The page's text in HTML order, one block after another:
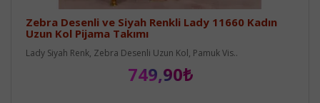
Zebra Desenli ve Siyah Renkli Lady 11660 Kadın
Uzun Kol Pijama Takımı
Lady Siyah Renk, Zebra Desenli Uzun Kol, Pamuk Vis..
749,90₺